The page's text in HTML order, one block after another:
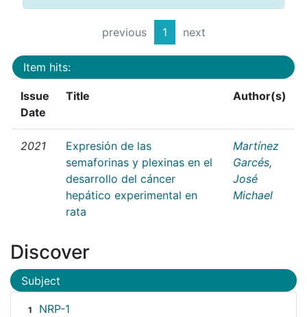
previous 1 next
Item hits:
Issue
Date
Title Author(s)
2021
Expresión de las
semaforinas y plexinas en el
desarrollo del cáncer
hepático experimental en
rata
Martínez
Garcés,
José
Michael
Discover
Subject
1 NRP-1